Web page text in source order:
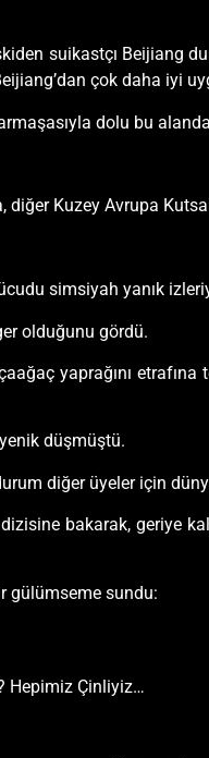
suikastçı
çok daha iyi
dolu bu
diğer Kuzey Avrupa
simsiyah yanık
olduğunu gördü.
yaprağını
düşmüştü.
diğer üyeler için
dizisine bakarak,
gülümseme sundu:
Hepimiz Çinliyiz…